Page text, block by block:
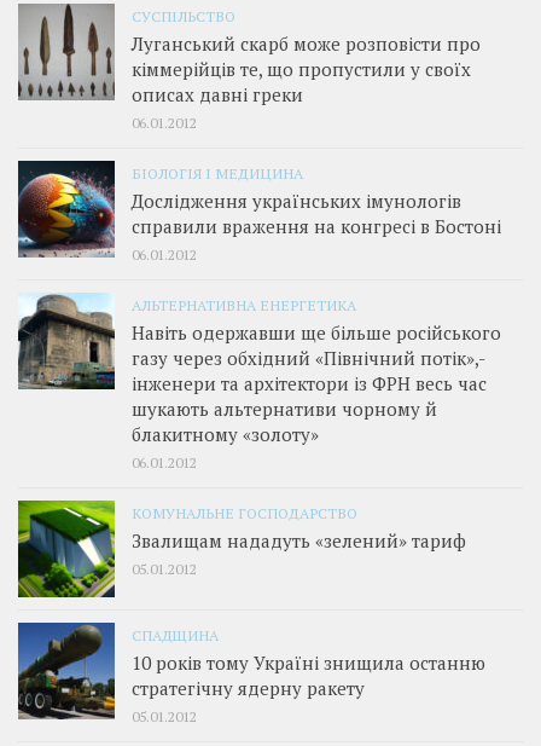
СУСПІЛЬСТВО
Луганський скарб може розповісти про
кіммерійців те, що пропустили у своїх
описах давні греки
06.01.2012
БІОЛОГІЯ І МЕДИЦИНА
Дослідження українських імунологів
справили враження на конгресі в Бостоні
06.01.2012
АЛЬТЕРНАТИВНА ЕНЕРГЕТИКА
Навіть одержавши ще більше російського
газу через обхідний «Північний потік»,­
інженери та архітектори із ФРН весь час
шукають альтернативи чорному й
блакитному «золоту»
06.01.2012
КОМУНАЛЬНЕ ГОСПОДАРСТВО
Звалищам нададуть «зелений» тариф
05.01.2012
СПАДЩИНА
10 років тому Україні знищила останню
стратегічну ядерну ракету
05.01.2012